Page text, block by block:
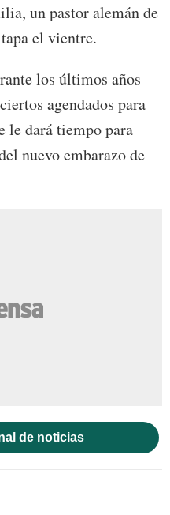
un pastor alemán de
el vientre.
los últimos años
agendados para
le dará tiempo para
nuevo embarazo de
de noticias